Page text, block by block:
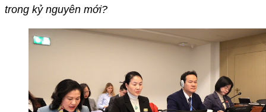
trong kỷ nguyên mới?